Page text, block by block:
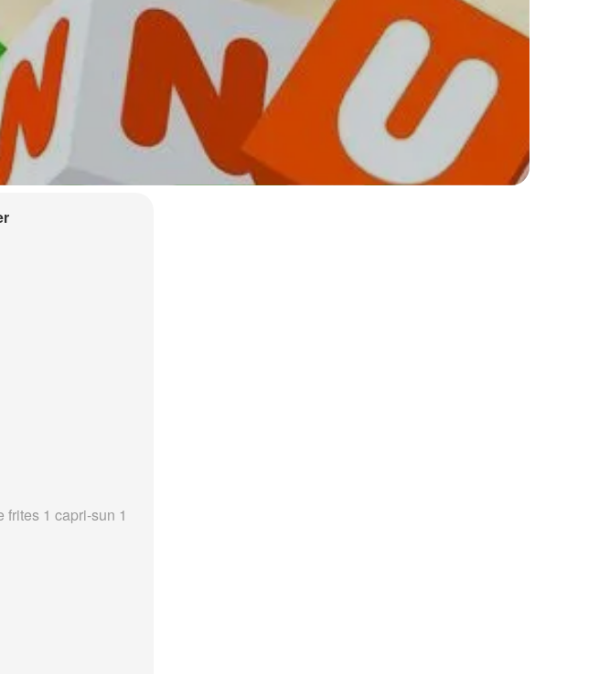
frites 1 capri-sun 1